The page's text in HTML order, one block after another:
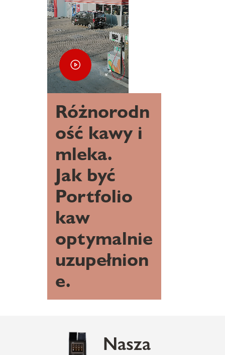
Różnorodn
ość kawy i
mleka.
Jak być
Portfolio
kaw
optymalnie
uzupełnion
e.
Nasza